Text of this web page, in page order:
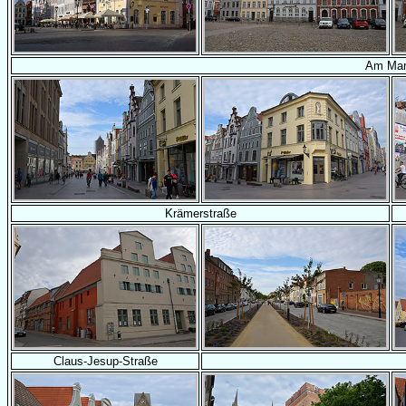
Am
Krämerstraße
Claus-Jesup-Straße